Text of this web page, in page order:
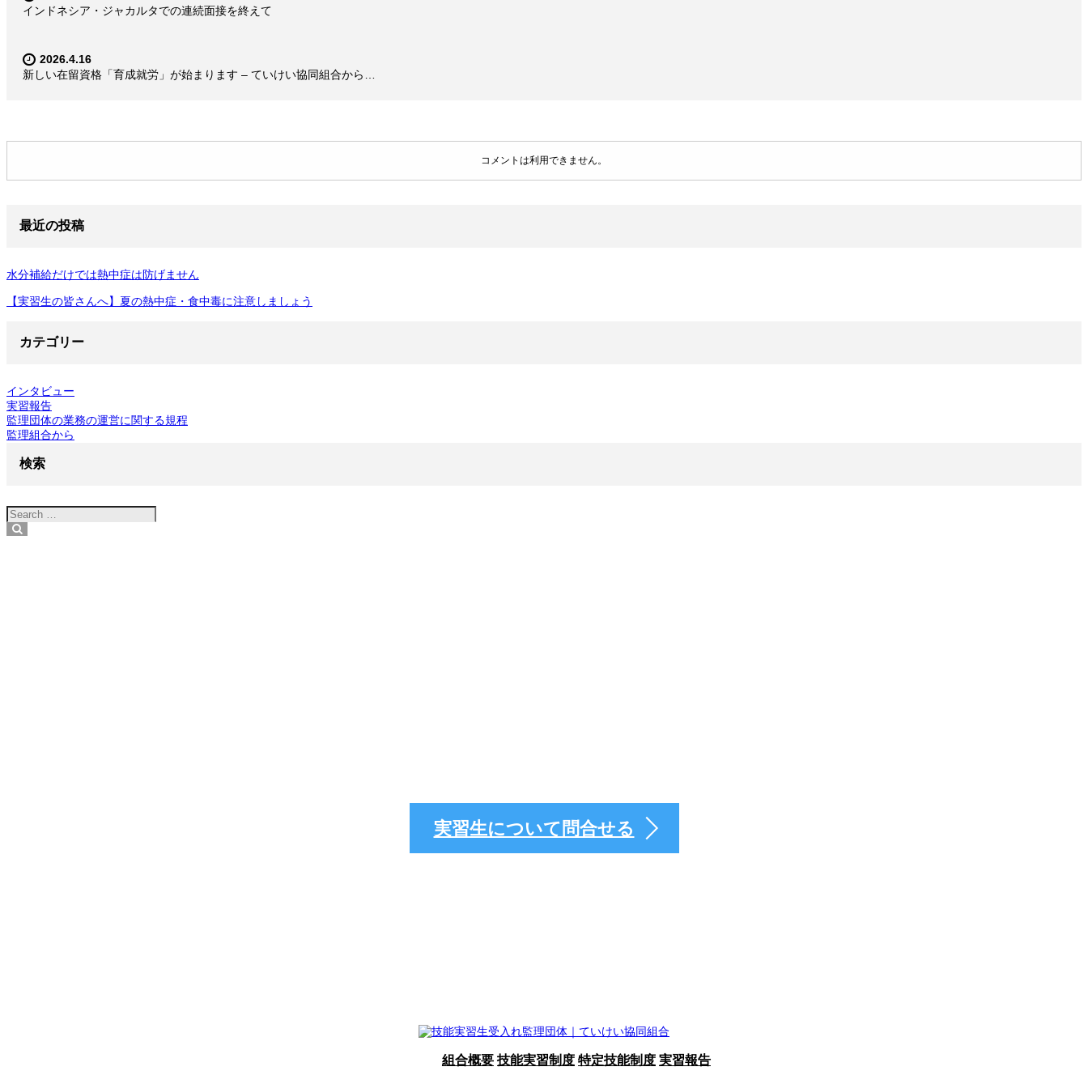
インドネシア・ジャカルタでの連続面接を終えて
2026.4.16
新しい在留資格「育成就労」が始まります – ていけい協同組合から…
コメントは利用できません。
最近の投稿
水分補給だけでは熱中症は防げません
【実習生の皆さんへ】夏の熱中症・食中毒に注意しましょう
カテゴリー
インタビュー
実習報告
監理団体の業務の運営に関する規程
監理組合から
検索
実習生について問合せる
組合概要 技能実習制度 特定技能制度 実習報告